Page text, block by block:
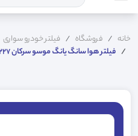
خانه فروشگاه فیلتر خودرو سواری
فیلتر هوا سانگ یانگ موسو سرکان 1227